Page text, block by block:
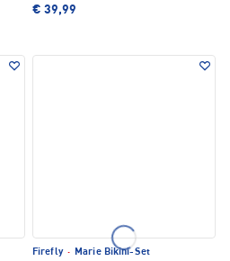
€ 39,99
Firefly · Marie Bikini-Set